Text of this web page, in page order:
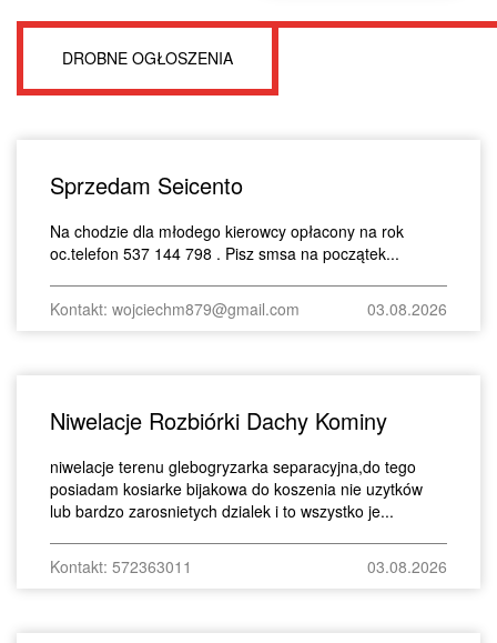
DROBNE OGŁOSZENIA
Sprzedam Seicento
Na chodzie dla młodego kierowcy opłacony na rok
oc.telefon 537 144 798 . Pisz smsa na początek...
Kontakt: wojciechm879@gmail.com 03.08.2026
Niwelacje Rozbiórki Dachy Kominy
niwelacje terenu glebogryzarka separacyjna,do tego
posiadam kosiarke bijakowa do koszenia nie uzytków
lub bardzo zarosnietych dzialek i to wszystko je...
Kontakt: 572363011 03.08.2026